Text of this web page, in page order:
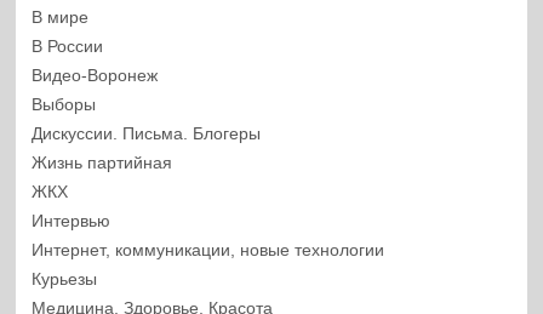
В мире
В России
Видео-Воронеж
Выборы
Дискуссии. Письма. Блогеры
Жизнь партийная
ЖКХ
Интервью
Интернет, коммуникации, новые технологии
Курьезы
Медицина, Здоровье, Красота